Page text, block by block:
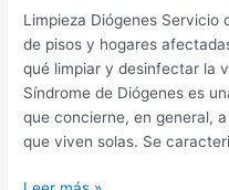
Limpieza Diógenes Servicio
de pisos y hogares
qué limpiar y desinfectar la
Síndrome de Diógenes es
que concierne, en general,
que viven solas. Se